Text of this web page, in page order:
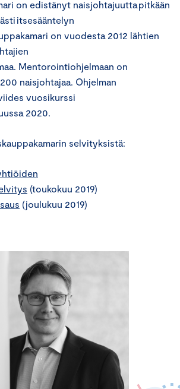
on edistänyt naisjohtajuutta pitkään
itsesääntelyn
on vuodesta 2012 lähtien
Mentorointiohjelmaan on
naisjohtajaa. Ohjelman
vuosikurssi
2020.
selvityksistä:
(toukokuu 2019)
(joulukuu 2019)